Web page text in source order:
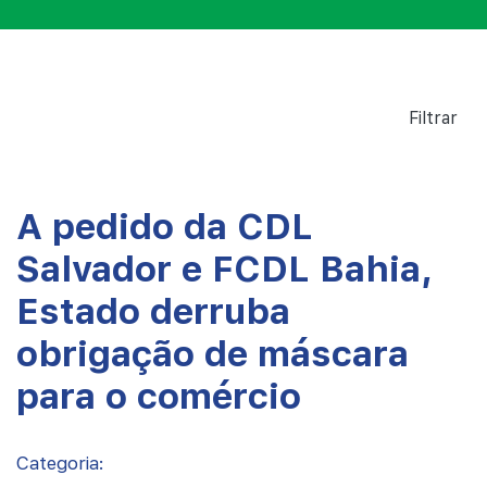
Filtrar
A pedido da CDL
Salvador e FCDL Bahia,
Estado derruba
obrigação de máscara
para o comércio
Categoria: